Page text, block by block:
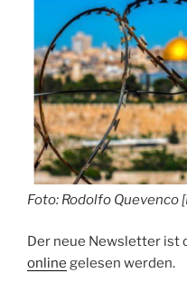
Foto: Rodolfo Quevenco
Der neue Newsletter ist
online gelesen werden.